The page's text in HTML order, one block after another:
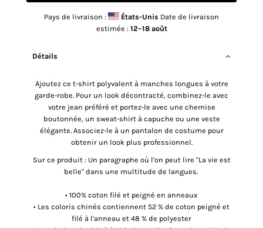
Pays de livraison : États-Unis Date de livraison
estimée : 12⁠–18 août
Détails
Ajoutez ce t-shirt polyvalent à manches longues à votre
garde-robe. Pour un look décontracté, combinez-le avec
votre jean préféré et portez-le avec une chemise
boutonnée, un sweat-shirt à capuche ou une veste
élégante. Associez-le à un pantalon de costume pour
obtenir un look plus professionnel.
Sur ce produit : Un paragraphe où l'on peut lire "La vie est
belle" dans une multitude de langues.
• 100% coton filé et peigné en anneaux
• Les coloris chinés contiennent 52 % de coton peigné et
filé à l'anneau et 48 % de polyester